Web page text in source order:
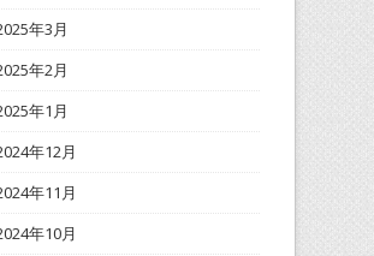
年3月
年2月
年1月
年12月
年11月
年10月